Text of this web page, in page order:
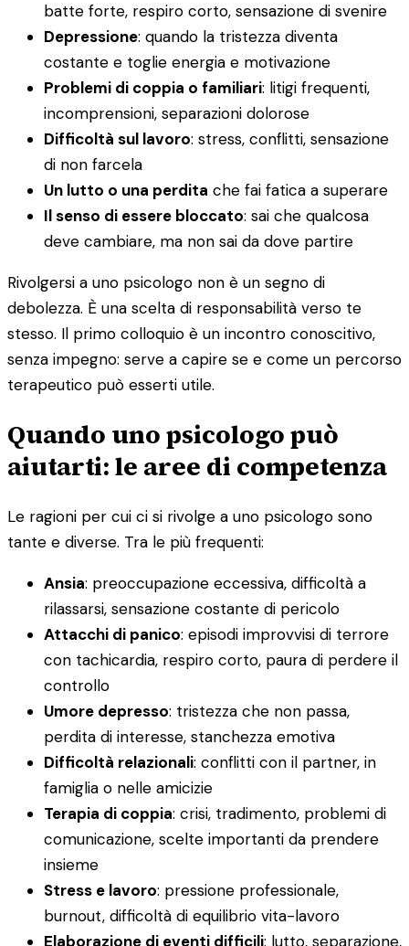
batte forte, respiro corto, sensazione di svenire
Depressione: quando la tristezza diventa
costante e toglie energia e motivazione
Problemi di coppia o familiari: litigi frequenti,
incomprensioni, separazioni dolorose
Difficoltà sul lavoro: stress, conflitti, sensazione
di non farcela
Un lutto o una perdita che fai fatica a superare
Il senso di essere bloccato: sai che qualcosa
deve cambiare, ma non sai da dove partire
Rivolgersi a uno psicologo non è un segno di
debolezza. È una scelta di responsabilità verso te
stesso. Il primo colloquio è un incontro conoscitivo,
senza impegno: serve a capire se e come un percorso
terapeutico può esserti utile.
Quando uno psicologo può
aiutarti: le aree di competenza
Le ragioni per cui ci si rivolge a uno psicologo sono
tante e diverse. Tra le più frequenti:
Ansia: preoccupazione eccessiva, difficoltà a
rilassarsi, sensazione costante di pericolo
Attacchi di panico: episodi improvvisi di terrore
con tachicardia, respiro corto, paura di perdere il
controllo
Umore depresso: tristezza che non passa,
perdita di interesse, stanchezza emotiva
Difficoltà relazionali: conflitti con il partner, in
famiglia o nelle amicizie
Terapia di coppia: crisi, tradimento, problemi di
comunicazione, scelte importanti da prendere
insieme
Stress e lavoro: pressione professionale,
burnout, difficoltà di equilibrio vita-lavoro
Elaborazione di eventi difficili: lutto, separazione,